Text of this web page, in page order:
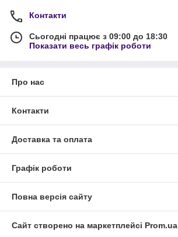
Контакти
Сьогодні працює з 09:00 до 18:30
Показати весь графік роботи
Про нас
Контакти
Доставка та оплата
Графік роботи
Повна версія сайту
Сайт створено на маркетплейсі Prom.ua